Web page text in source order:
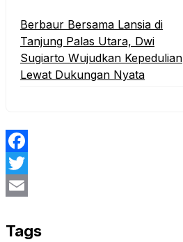
Berbaur Bersama Lansia di
Tanjung Palas Utara, Dwi
Sugiarto Wujudkan Kepedulian
Lewat Dukungan Nyata
Facebook
Twitter
Tags